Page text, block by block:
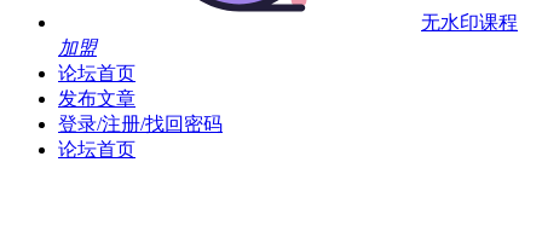
无水印课程
加盟
论坛首页
发布文章
登录/注册/找回密码
论坛首页